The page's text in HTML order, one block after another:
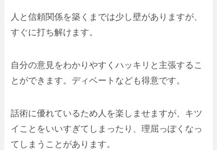
人と信頼関係を築くまでは少し壁がありますが、
すぐに打ち解けます。
自分の意見をわかりやすくハッキリと主張するこ
とができます。ディベートなども得意です。
話術に優れているため人を楽しませますが、キツ
イことをいいすぎてしまったり、理屈っぽくなっ
てしまうことがあります。